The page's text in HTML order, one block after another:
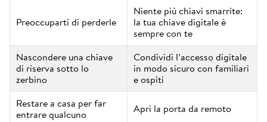
Preoccuparti di perderle
Niente più chiavi smarrite:
la tua chiave digitale è
sempre con te
Nascondere una chiave
di riserva sotto lo
zerbino
Condividi l’accesso digitale
in modo sicuro con familiari
e ospiti
Restare a casa per far
entrare qualcuno Apri la porta da remoto